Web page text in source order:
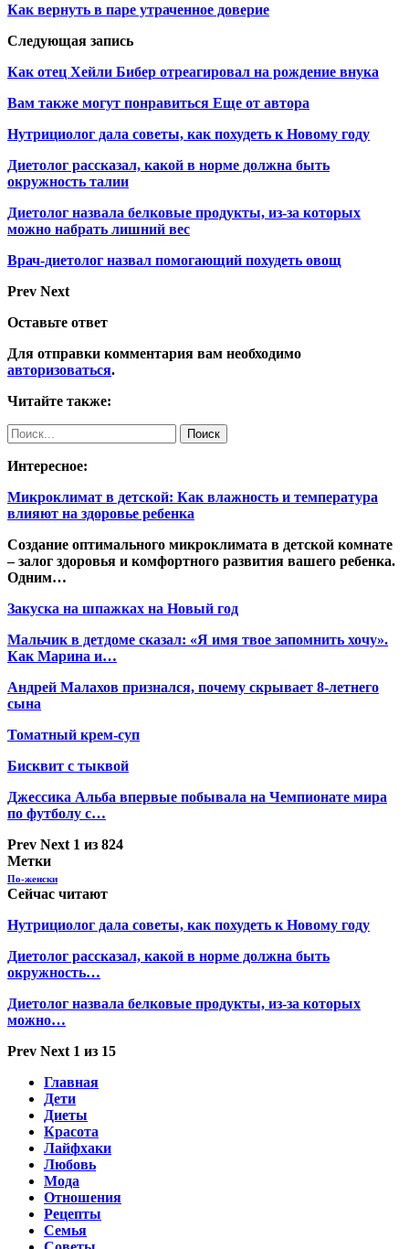
Как вернуть в паре утраченное доверие
Следующая запись
Как отец Хейли Бибер отреагировал на рождение внука
Вам также могут понравиться Еще от автора
Нутрициолог дала советы, как похудеть к Новому году
Диетолог рассказал, какой в норме должна быть
окружность талии
Диетолог назвала белковые продукты, из-за которых
можно набрать лишний вес
Врач-диетолог назвал помогающий похудеть овощ
Prev Next
Оставьте ответ
Для отправки комментария вам необходимо
авторизоваться.
Читайте также:
Интересное:
Микроклимат в детской: Как влажность и температура
влияют на здоровье ребенка
Создание оптимального микроклимата в детской комнате
– залог здоровья и комфортного развития вашего ребенка.
Одним…
Закуска на шпажках на Новый год
Мальчик в детдоме сказал: «Я имя твое запомнить хочу».
Как Марина и…
Андрей Малахов признался, почему скрывает 8-летнего
сына
Томатный крем-суп
Бисквит с тыквой
Джессика Альба впервые побывала на Чемпионате мира
по футболу с…
Prev Next 1 из 824
Метки
По-женски
Сейчас читают
Нутрициолог дала советы, как похудеть к Новому году
Диетолог рассказал, какой в норме должна быть
окружность…
Диетолог назвала белковые продукты, из-за которых
можно…
Prev Next 1 из 15
Главная
Дети
Диеты
Красота
Лайфхаки
Любовь
Мода
Отношения
Рецепты
Семья